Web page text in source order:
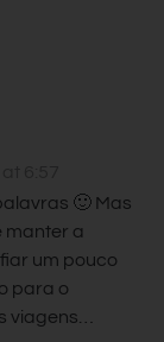
🙂 Mas
manter a
um pouco
para o
viagens…